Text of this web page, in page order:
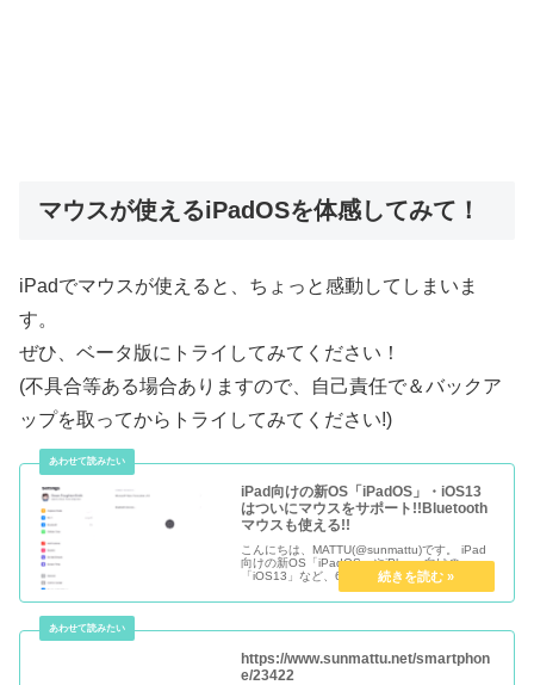
マウスが使えるiPadOSを体感してみて！
iPadでマウスが使えると、ちょっと感動してしまいま
す。
ぜひ、ベータ版にトライしてみてください！
(不具合等ある場合ありますので、自己責任で＆バックア
ップを取ってからトライしてみてください!)
iPad向けの新OS「iPadOS」・iOS13
はついにマウスをサポート!!Bluetooth
マウスも使える!!
こんにちは、MATTU(@sunmattu)です。 iPad
向けの新OS「iPadOS」やiPhone向けの
「iOS13」など、6/3に開催されたWWDCで
Appleが発表しています。 一般向けは9月のリ
リース予定ですが、開発者向けにはβ版...
https://www.sunmattu.net/smartphon
e/23422